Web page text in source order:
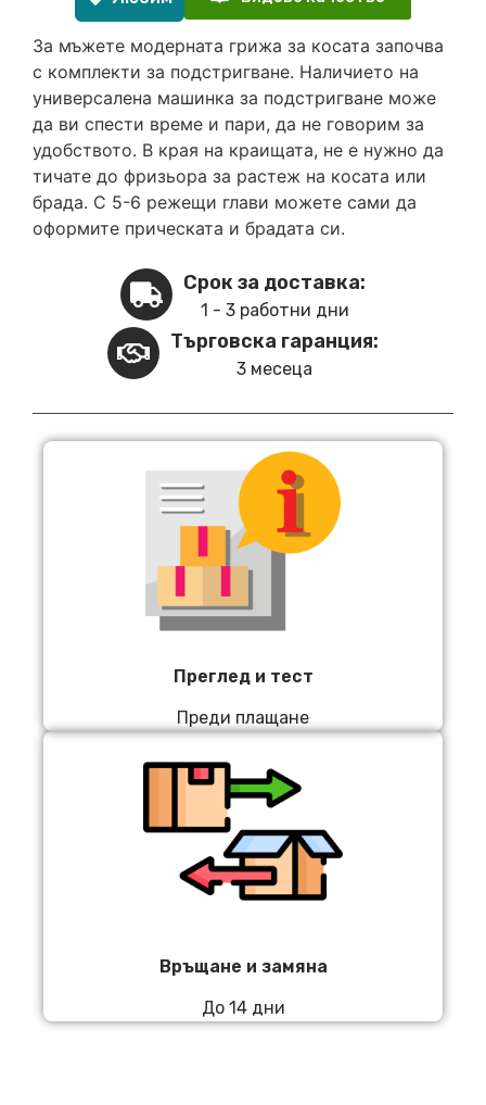
За мъжете модерната грижа за косата започва
с комплекти за подстригване. Наличието на
универсалена машинка за подстригване може
да ви спести време и пари, да не говорим за
удобството. В края на краищата, не е нужно да
тичате до фризьора за растеж на косата или
брада. С 5-6 режещи глави можете сами да
оформите прическата и брадата си.
Срок за доставка:
1 - 3 работни дни
Търговска гаранция:
3 месеца
Преглед и тест
Преди плащане
Връщане и замяна
До 14 дни